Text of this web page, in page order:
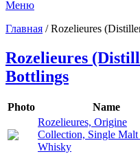
Меню
Главная / Rozelieures
Rozelieures
Bottlings
Photo Name
Rozelieures, Origine
Collection, Single Malt
Whisky